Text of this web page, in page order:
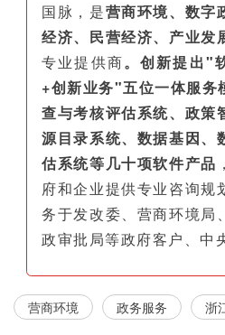
国脉，是营商环境、数字
经济、民营经济、产业发
专业提供商。创新提出"
+创新业务"五位一体服务
查与考核评估系统、政策
源目录系统、数据基因、
估系统等几十项软件产品
府和企业提供专业咨询规
务于发改委、营商环境局
政审批局等政府客户、中
营商环境 政务服务 浙